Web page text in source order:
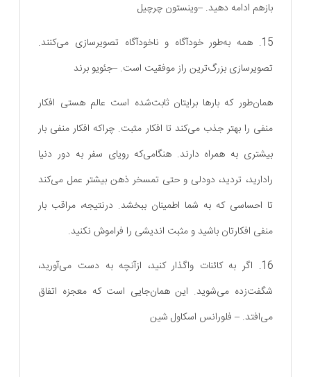
بازهم ادامه دهید. –وینستون چرچیل
15. همه به‌طور خودآگاه و ناخودآگاه تصویرسازی می‌کنند.
تصویرسازی بزرگ‌ترین راز موفقیت است. –جئویو برند
همان‌طور که بارها برایتان ثابت‌شده است عالم هستی افکار
منفی را بهتر جذب می‌کند تا افکار مثبت. چراکه افکار منفی بار
بیشتری به همراه دارند. هنگامی‌که رویای سفر به دور دنیا
رادارید، تردید، دودلی و حتی تمسخر ذهن بیشتر عمل می‌کند
تا احساسی که به شما اطمینان ببخشد. درنتیجه، مراقب بار
منفی افکارتان باشید و مثبت اندیشی را فراموش نکنید.
16. اگر به کائنات واگذار کنید، ازآنچه به دست می‌آورید،
شگفت‌زده می‌شوید. این همان‌جایی است که معجزه اتفاق
می‌افتد. – فلورانس اسکاول شین